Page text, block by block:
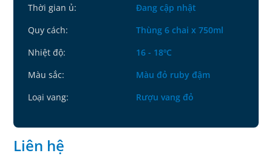
Thời gian ủ:
Đang cập nhật
Quy cách:
Thùng 6 chai x 750ml
Nhiệt độ:
16 - 18ºC
Màu sắc:
Màu đỏ ruby đậm
Loại vang:
Rượu vang đỏ
Liên hệ